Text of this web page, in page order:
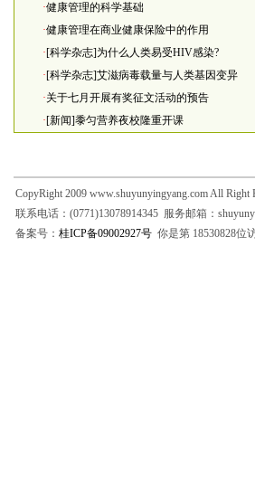
·健康管理的科学基础
·健康管理在商业健康保险中的作用
·[科学杂志]为什么人类易受HIV感染?
·[科学杂志]艾滋病毒载量与人类基因变异
·关于七月开展有奖征文活动的预告
·[新闻]黍匀营养夜校隆重开课
CopyRight 2009 www.shuyunyingyang.com All
联系电话：(0771)13078914345 服务邮箱：
备案号： 桂ICP备09002927号 你是第 18530828位